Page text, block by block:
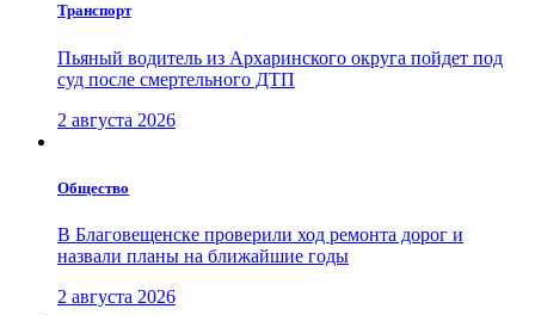
Транспорт
Пьяный водитель из Архаринского округа пойдет под
суд после смертельного ДТП
2 августа 2026
Общество
В Благовещенске проверили ход ремонта дорог и
назвали планы на ближайшие годы
2 августа 2026